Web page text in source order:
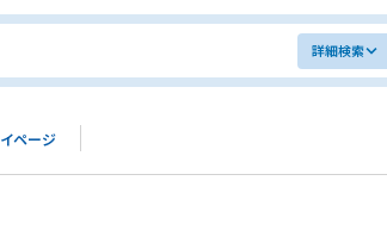
詳細検索
ページ